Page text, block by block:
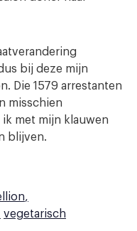
bij deze mijn
Die 1579 arrestanten
misschien
met mijn klauwen
blijven.
vegetarisch